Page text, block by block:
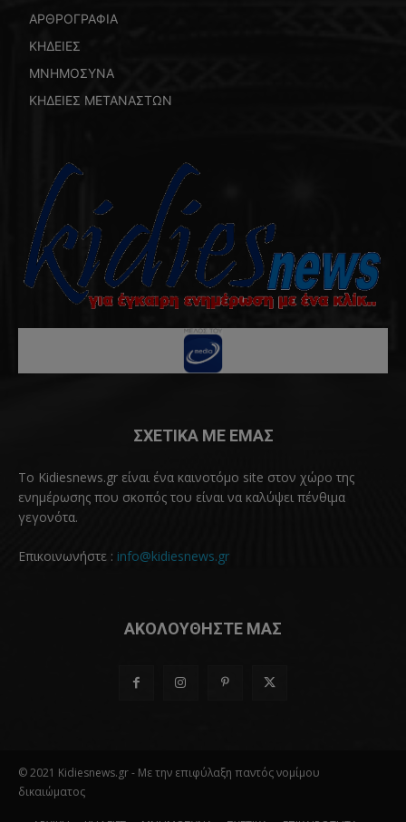
ΑΡΘΡΟΓΡΑΦΙΑ
ΚΗΔΕΙΕΣ
ΜΝΗΜΟΣΥΝΑ
ΚΗΔΕΙΕΣ ΜΕΤΑΝΑΣΤΩΝ
ΣΧΕΤΙΚΑ ΜΕ ΕΜΑΣ
Το Kidiesnews.gr είναι ένα καινοτόμο site στον χώρο της
ενημέρωσης που σκοπός του είναι να καλύψει πένθιμα
γεγονότα.
Επικοινωνήστε : info@kidiesnews.gr
ΑΚΟΛΟΥΘΗΣΤΕ ΜΑΣ
© 2021 Kidiesnews.gr - Με την επιφύλαξη παντός νομίμου
δικαιώματος